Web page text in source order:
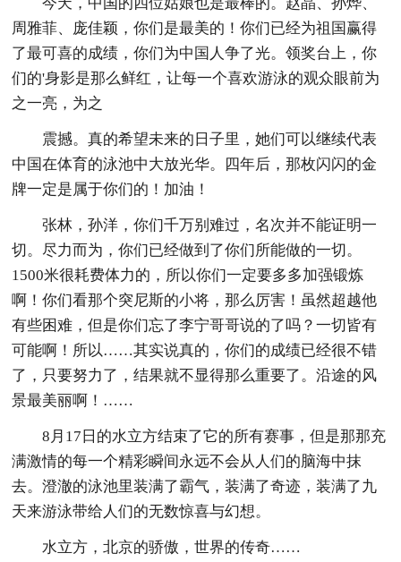
周雅菲、庞佳颖，你们是最美的！你们已经为祖国赢得
了最可喜的成绩，你们为中国人争了光。领奖台上，你
们的'身影是那么鲜红，让每一个喜欢游泳的观众眼前为
之一亮，为之
震撼。真的希望未来的日子里，她们可以继续代表
中国在体育的泳池中大放光华。四年后，那枚闪闪的金
牌一定是属于你们的！加油！
张林，孙洋，你们千万别难过，名次并不能证明一
切。尽力而为，你们已经做到了你们所能做的一切。
1500米很耗费体力的，所以你们一定要多多加强锻炼
啊！你们看那个突尼斯的小将，那么厉害！虽然超越他
有些困难，但是你们忘了李宁哥哥说的了吗？一切皆有
可能啊！所以……其实说真的，你们的成绩已经很不错
了，只要努力了，结果就不显得那么重要了。沿途的风
景最美丽啊！……
8月17日的水立方结束了它的所有赛事，但是那那充
满激情的每一个精彩瞬间永远不会从人们的脑海中抹
去。澄澈的泳池里装满了霸气，装满了奇迹，装满了九
天来游泳带给人们的无数惊喜与幻想。
水立方，北京的骄傲，世界的传奇……